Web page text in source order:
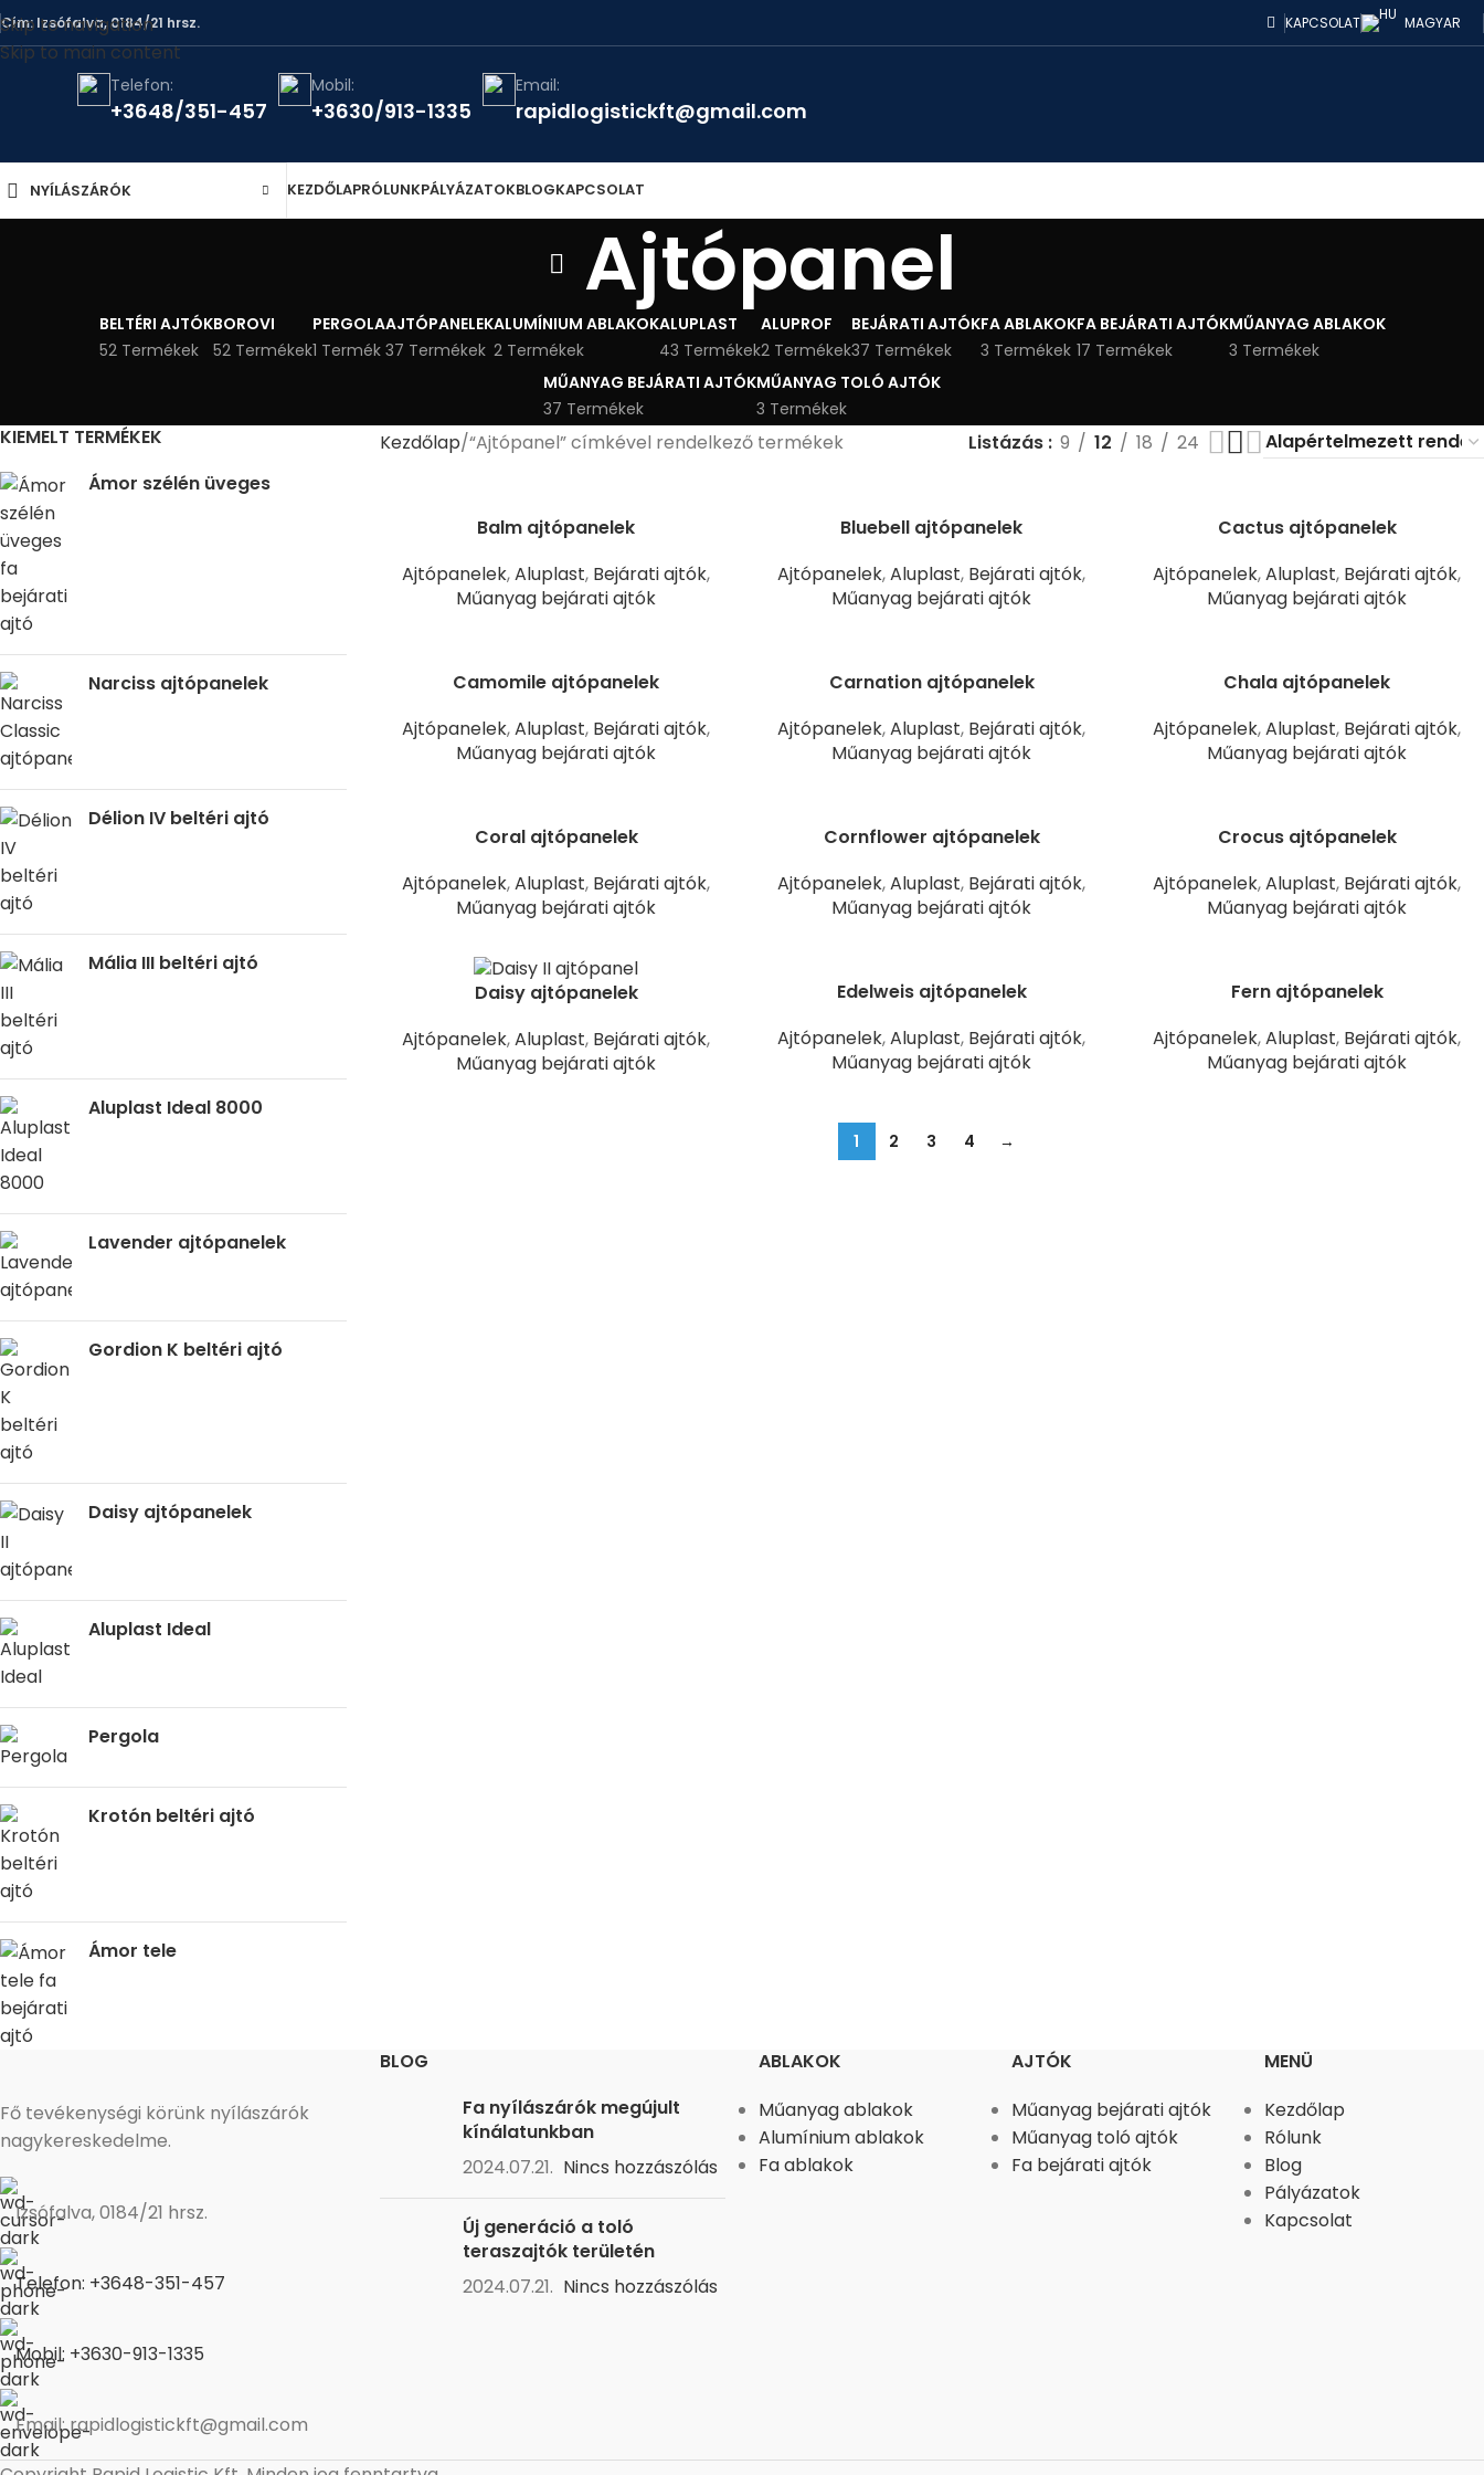
Skip to navigation
Skip to main content
Cím: Izsófalva, 0184/21 hrsz. KAPCSOLAT MAGYAR
Telefon:
+3648/351-457
Mobil:
+3630/913-1335
Email:
rapidlogistickft@gmail.com
NYÍLÁSZÁRÓK KEZDŐLAPRÓLUNKPÁLYÁZATOKBLOGKAPCSOLAT
Ajtópanel
BELTÉRI AJTÓK
52 Termékek
BOROVI
52 Termékek
PERGOLA
1 Termék
AJTÓPANELEK
37 Termékek
ALUMÍNIUM ABLAKOK
2 Termékek
ALUPLAST
43 Termékek
ALUPROF
2 Termékek
BEJÁRATI AJTÓK
37 Termékek
FA ABLAKOK
3 Termékek
FA BEJÁRATI AJTÓK
17 Termékek
MŰANYAG ABLAKOK
3 Termékek
MŰANYAG BEJÁRATI AJTÓK
37 Termékek
MŰANYAG TOLÓ AJTÓK
3 Termékek
KIEMELT TERMÉKEK
Ámor szélén üveges
Narciss ajtópanelek
Délion IV beltéri ajtó
Mália III beltéri ajtó
Aluplast Ideal 8000
Lavender ajtópanelek
Gordion K beltéri ajtó
Daisy ajtópanelek
Aluplast Ideal
Pergola
Krotón beltéri ajtó
Ámor tele
Kezdőlap “Ajtópanel” címkével rendelkező termékek Listázás 9 12 18 24
Balm ajtópanelek
Ajtópanelek,Aluplast, Bejárati ajtók,
Műanyag bejárati ajtók
Bluebell ajtópanelek
Ajtópanelek,Aluplast, Bejárati ajtók,
Műanyag bejárati ajtók
Cactus ajtópanelek
Ajtópanelek,Aluplast, Bejárati ajtók,
Műanyag bejárati ajtók
Camomile ajtópanelek
Ajtópanelek,Aluplast, Bejárati ajtók,
Műanyag bejárati ajtók
Carnation ajtópanelek
Ajtópanelek,Aluplast, Bejárati ajtók,
Műanyag bejárati ajtók
Chala ajtópanelek
Ajtópanelek,Aluplast, Bejárati ajtók,
Műanyag bejárati ajtók
Coral ajtópanelek
Ajtópanelek,Aluplast, Bejárati ajtók,
Műanyag bejárati ajtók
Cornflower ajtópanelek
Ajtópanelek,Aluplast, Bejárati ajtók,
Műanyag bejárati ajtók
Crocus ajtópanelek
Ajtópanelek,Aluplast, Bejárati ajtók,
Műanyag bejárati ajtók
Daisy ajtópanelek
Ajtópanelek,Aluplast, Bejárati ajtók,
Műanyag bejárati ajtók
Edelweis ajtópanelek
Ajtópanelek,Aluplast, Bejárati ajtók,
Műanyag bejárati ajtók
Fern ajtópanelek
Ajtópanelek,Aluplast, Bejárati ajtók,
Műanyag bejárati ajtók
1 2 3 4 →
Fő tevékenységi körünk nyílászárók
nagykereskedelme.
Izsófalva, 0184/21 hrsz.
Telefon: +3648-351-457
Mobil: +3630-913-1335
Email: rapidlogistickft@gmail.com
BLOG
Fa nyílászárók megújult
kínálatunkban
2024.07.21. Nincs hozzászólás
Új generáció a toló
teraszajtók területén
2024.07.21. Nincs hozzászólás
ABLAKOK
Műanyag ablakok
Alumínium ablakok
Fa ablakok
AJTÓK
Műanyag bejárati ajtók
Műanyag toló ajtók
Fa bejárati ajtók
MENÜ
Kezdőlap
Rólunk
Blog
Pályázatok
Kapcsolat